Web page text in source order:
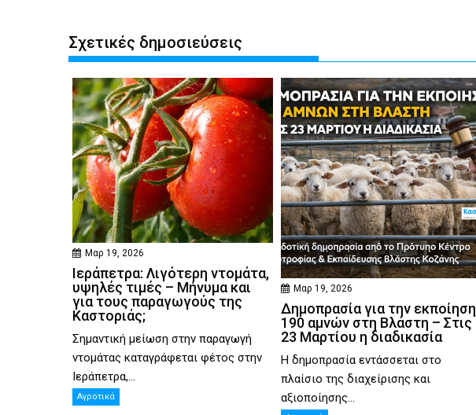
Σχετικές δημοσιεύσεις
Μαρ 19, 2026
Ιεράπετρα: Λιγότερη ντομάτα,
υψηλές τιμές – Μήνυμα και
για τους παραγωγούς της
Καστοριάς;
Σημαντική μείωση στην παραγωγή
ντομάτας καταγράφεται φέτος στην
Ιεράπετρα,...
Αγροτικά
Μαρ 19, 2026
Δημοπρασία για την εκποίηση
190 αμνών στη Βλάστη – Στις
23 Μαρτίου η διαδικασία
Η δημοπρασία εντάσσεται στο
πλαίσιο της διαχείρισης και
αξιοποίησης...